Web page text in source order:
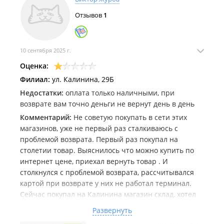
Отзывов 1
10 сентября 2025 г.
Оценка:
Филиал: ул. Калинина, 29Б
Недостатки: оплата только наличными, при
возврате вам точно деньги не вернут день в день
Комментарий: Не советую покупать в сети этих
магазинов, уже не первый раз сталкиваюсь с
проблемой возврата. Первый раз покупал на
столетии товар. Выяснилось что можно купить по
интернет цене, приехал вернуть товар . И
столкнулся с проблемой возврата, рассчитывался
картой при возврате у них не работал терминал.
Сейчас покупал на Калинина магазин склад, хотел
товар купленный не дотягивает на сумму Интернет
Развернуть